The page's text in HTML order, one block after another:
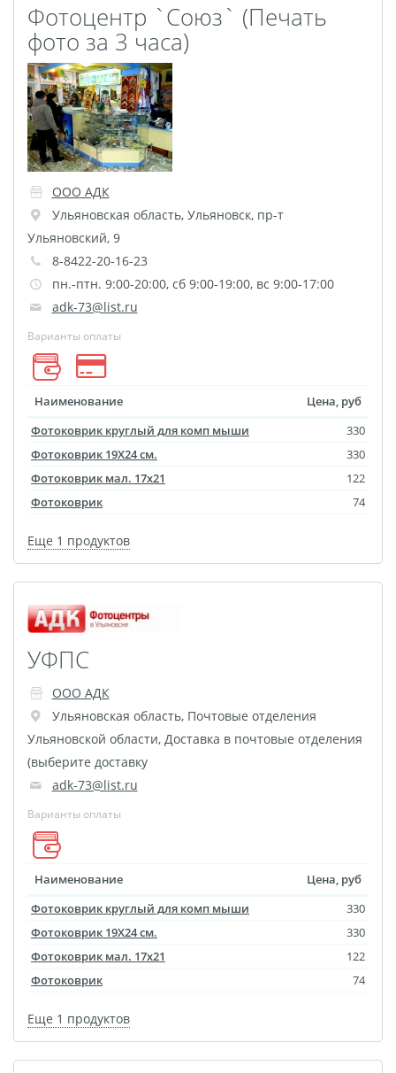
акриле
Печать на баннере
Фотообои
Трафареты
Печать на прозрачной
пленке
Рекламные конструкции
Напольная графика
Широкоформатное
ламинирование
Изготовление баннеров
Оформление картин
Накатка Фото на ХДФ
Фото в алюминиевом
багете
Холст на ДВП
Латексная печать
Фотопечать на
Картины на досках
Фотопечать на дереве
Печать выкроек
Фотопечать больших
размеров
Портреты в стиле
Картины на холсте
Печать чертежей
мольбертом
Roll up
Фото на холсте с карт.
осн. УФ
Пресс-воллы
Флип-Флоп портрет
Фото на металле
Печать на ПВХ пластике
Фотоцентр `Союз` (Печать
фото за 3 часа)
ООО АДК
Ульяновская область, Ульяновск, пр-т
Ульяновский, 9
8-8422-20-16-23
пн.-птн. 9:00-20:00, сб 9:00-19:00, вс 9:00-17:00
adk-73@list.ru
Варианты оплаты
Наименование
Цена, руб
Фотоковрик круглый для комп мыши
330
Фотоковрик 19X24 см.
330
Фотоковрик мал. 17х21
122
Фотоковрик
74
Еще 1 продуктов
УФПС
ООО АДК
Ульяновская область, Почтовые отделения
Ульяновской области, Доставка в почтовые отделения
(выберите доставку
adk-73@list.ru
Варианты оплаты
Наименование
Цена, руб
Фотоковрик круглый для комп мыши
330
Фотоковрик 19X24 см.
330
Фотоковрик мал. 17х21
122
Фотоковрик
74
Еще 1 продуктов